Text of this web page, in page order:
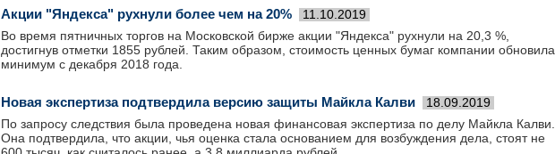
Акции "Яндекса" рухнули более чем на 20% 11.10.2019
Во время пятничных торгов на Московской бирже акции "Яндекса" рухнули на 20,3 %,
достигнув отметки 1855 рублей. Таким образом, стоимость ценных бумаг компании обновила
минимум с декабря 2018 года.
Новая экспертиза подтвердила версию защиты Майкла Калви 18.09.2019
По запросу следствия была проведена новая финансовая экспертиза по делу Майкла Калви.
Она подтвердила, что акции, чья оценка стала основанием для возбуждения дела, стоят не